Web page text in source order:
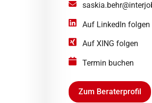
Auf LinkedIn folgen
Auf XING folgen
Termin buchen
Zum Beraterprofil